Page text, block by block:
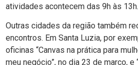
atividades acontecem das 9h às 13h.
Outras cidades da região também
encontros. Em Santa Luzia, por
oficinas “Canvas na prática para
meu negócio”, no dia 23 de março, e